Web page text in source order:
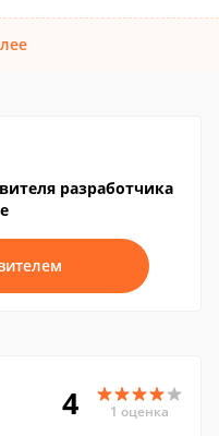
разработчика
4 1 оценка